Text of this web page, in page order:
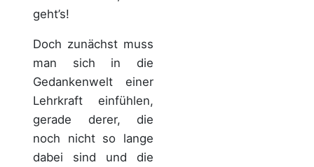
geht’s!
Doch zunächst muss
man sich in die
Gedankenwelt einer
Lehrkraft einfühlen,
gerade derer, die
noch nicht so lange
dabei sind und die